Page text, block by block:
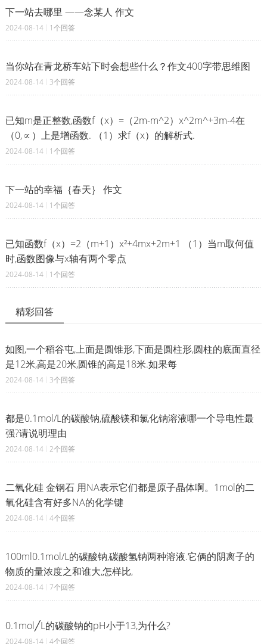
下一站去哪里 ——念某人 作文
2024-08-14 1个回答
当你站在青龙桥车站下时会想些什么？作文400字带思维图
2024-08-14 3个回答
已知m是正整数,函数f（x）=（2m-m^2）x^2m^+3m-4在
（0,∝）上是增函数. （1）求f（x）的解析式.
2024-08-14 1个回答
下一站的幸福｛春天｝ 作文
2024-08-14 1个回答
已知函数f（x）=2（m+1）x²+4mx+2m+1 （1）当m取何值
时,函数图像与x轴有两个零点
2024-08-14 1个回答
精彩回答
如图,一个稻谷屯,上面是圆锥形,下面是圆柱形,圆柱的底面直径
是12米,高是20米,圆锥的高是18米.如果每
2024-08-14 3个回答
都是0.1mol/L的碳酸钠,硫酸镁和氯化钠溶液哪一个导电性最
强?请说明理由
2024-08-14 2个回答
二氧化硅 金钢石 用NA表示它们都是原子晶体啊。1mol的二
氧化硅含有好多NA的化学键
2024-08-14 4个回答
100ml0.1mol/L的碳酸钠,碳酸氢钠两种溶液.它俩的阴离子的
物质的量浓度之和谁大,怎样比,
2024-08-14 7个回答
0.1mol╱L的碳酸钠的pH小于13,为什么?
2024-08-14 4个回答